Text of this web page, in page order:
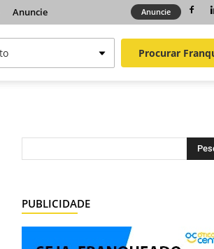
Anuncie Anuncie
Procurar
PUBLICIDADE